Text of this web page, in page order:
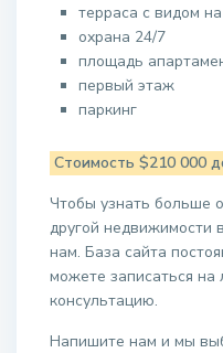
терраса с видом
охрана 24/7
площадь
первый этаж
паркинг
Стоимость $210 000
Чтобы узнать больше
другой
нам. База сайта
можете записаться
консультацию.
Напишите нам и мы